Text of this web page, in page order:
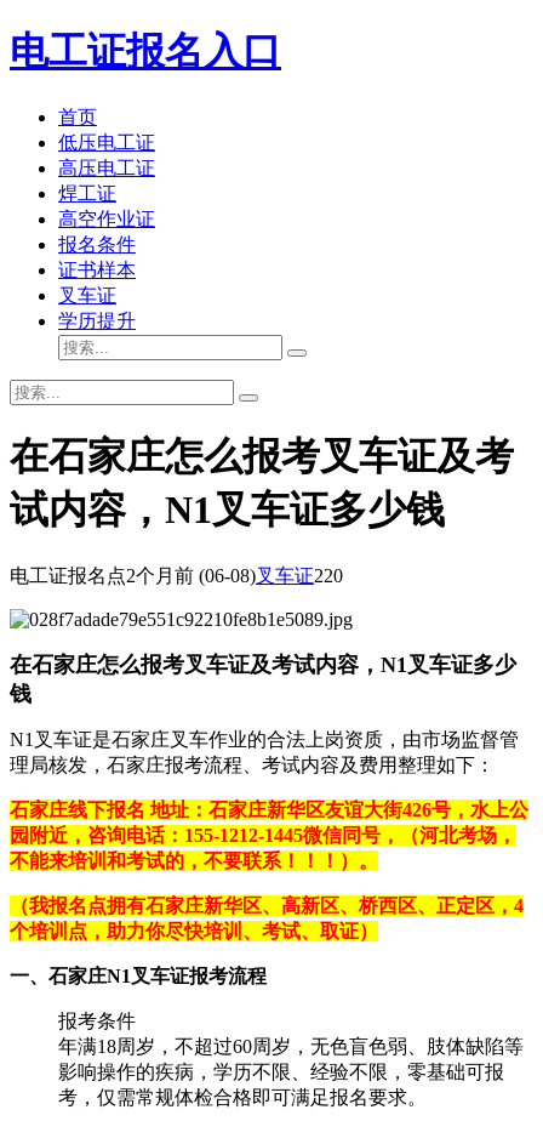
电工证报名入口
首页
低压电工证
高压电工证
焊工证
高空作业证
报名条件
证书样本
叉车证
学历提升
在石家庄怎么报考叉车证及考
试内容，N1叉车证多少钱
电工证报名点2个月前 (06-08)叉车证220
在石家庄怎么报考叉车证及考试内容，N1叉车证多少
钱
N1叉车证是石家庄叉车作业的合法上岗资质，由市场监督管
理局核发，石家庄报考流程、考试内容及费用整理如下：
石家庄线下报名 地址：石家庄新华区友谊大街426号，水上公
园附近，咨询电话：155-1212-1445微信同号，（河北考场，
不能来培训和考试的，不要联系！！！）。
（我报名点拥有石家庄新华区、高新区、桥西区、正定区，4
个培训点，助力你尽快培训、考试、取证）
一、石家庄N1叉车证报考流程
‌报考条件‌
年满18周岁，不超过60周岁，无色盲色弱、肢体缺陷等
影响操作的疾病，学历不限、经验不限，零基础可报
考，仅需常规体检合格即可满足报名要求。